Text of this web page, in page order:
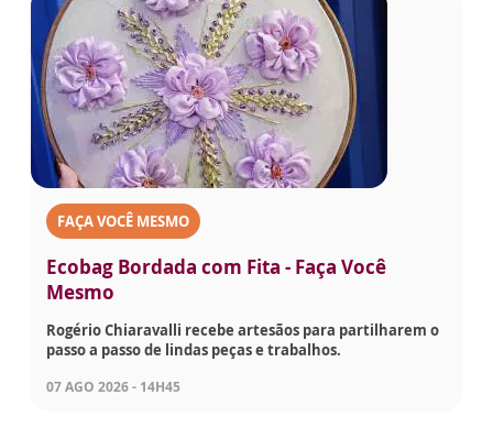
FAÇA VOCÊ MESMO
Ecobag Bordada com Fita - Faça Você
Mesmo
Rogério Chiaravalli recebe artesãos para partilharem o
passo a passo de lindas peças e trabalhos.
07 AGO 2026 - 14H45